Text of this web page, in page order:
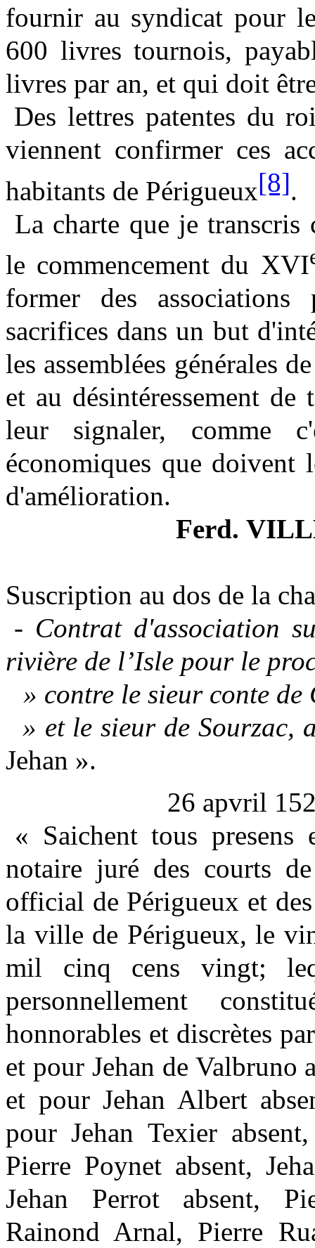
fournir au syndicat pour
600 livres tournois,
livres par an, et qui doit
Des lettres patentes du
viennent confirmer ces
habitants de Périgueux[8].
La charte que je transcris
le commencement du XVI
former des
sacrifices dans un but
les assemblées générales
et au désintéressement
leur signaler, comme
économiques que doivent
d'amélioration.
Ferd. V
Suscription au dos de la
- Contrat d'association
rivière de l’Isle pour le
» contre le sieur conte
» et le sieur de Sourzac,
Jehan ».
26 apvril
« Saichent tous
notaire juré des courts de
official de Périgueux et
la ville de Périgueux, le
mil cinq cens vingt;
personnellement
honnorables et discrètes
et pour Jehan de
et pour Jehan Albert
pour Jehan Texier
Pierre Poynet absent,
Jehan Perrot absent,
Rainond Arnal, Pierre